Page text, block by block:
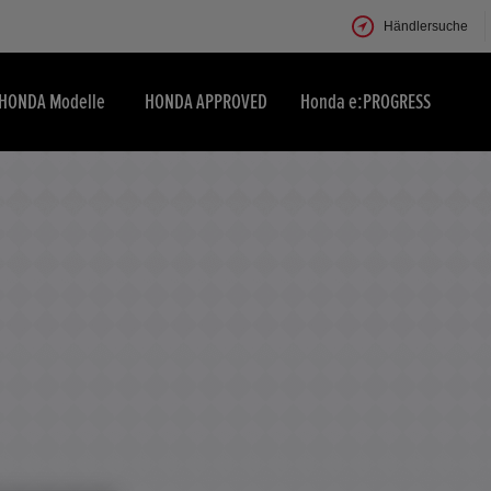
Händlersuche
HONDA Modelle HONDA APPROVED Honda e:PROGRESS